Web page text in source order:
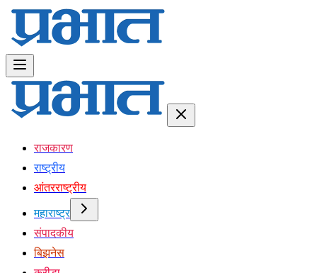
राजकारण
राष्ट्रीय
आंतरराष्ट्रीय
महाराष्ट्र
संपादकीय
बिझनेस